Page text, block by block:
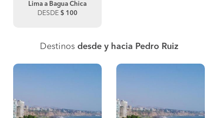
Lima a Bagua Chica
DESDE $ 100
Destinos desde y hacia Pedro Ruiz